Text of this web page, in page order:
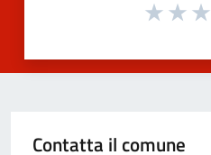
Contatta il comune